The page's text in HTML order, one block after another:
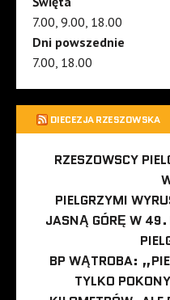
7.00, 9.00, 18.00
Dni powszednie
7.00, 18.00
DIECEZJA RZESZOWSKA
RZESZOWSCY
PIELGRZYMI
JASNĄ GÓRĘ W 49.
BP WĄTROBA:
TYLKO